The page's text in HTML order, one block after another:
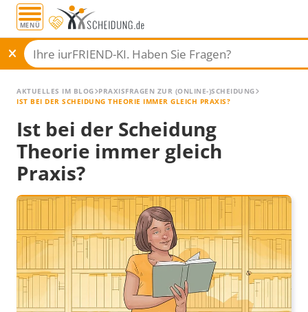
MENÜ
AKTUELLES IM BLOG PRAXISFRAGEN ZUR (ONLINE-)SCHEIDUNG
IST BEI DER SCHEIDUNG THEORIE IMMER GLEICH PRAXIS?
Ist bei der Scheidung
Theorie immer gleich
Praxis?